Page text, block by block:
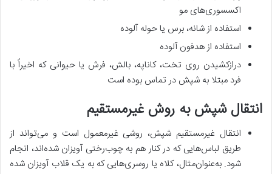
اکسسوری­‌های مو
استفاده از شانه، برس یا حوله آلوده
استفاده از هدفون آلوده
درازکشیدن روی تخت، کاناپه، بالش، فرش یا حیوانی که اخیراً با
فرد مبتلا به شپش در تماس بوده است
انتقال شپش به روش غیرمستقیم
انتقال غیرمستقیم شپش، روشی غیرمعمول است و می‌­تواند از
طریق لباس‌هایی که در کنار هم به چوب­‌رختی آویزان شده‌­اند، انجام
شود. به‌عنوان‌مثال، کلاه یا روسری­‌هایی که به یک قلاب آویزان شده